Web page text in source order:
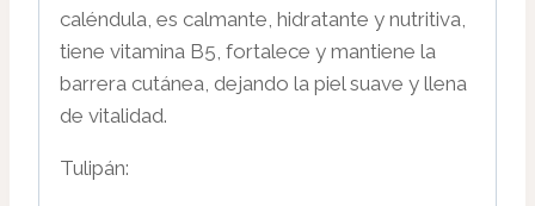
caléndula, es calmante, hidratante y nutritiva,
tiene vitamina B5, fortalece y mantiene la
barrera cutánea, dejando la piel suave y llena
de vitalidad.
Tulipán: